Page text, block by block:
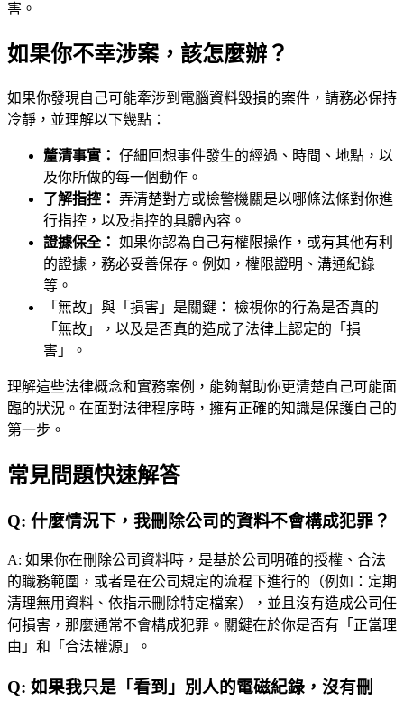
害。
如果你不幸涉案，該怎麼辦？
如果你發現自己可能牽涉到電腦資料毀損的案件，請務必保持
冷靜，並理解以下幾點：
釐清事實： 仔細回想事件發生的經過、時間、地點，以
及你所做的每一個動作。
了解指控： 弄清楚對方或檢警機關是以哪條法條對你進
行指控，以及指控的具體內容。
證據保全： 如果你認為自己有權限操作，或有其他有利
的證據，務必妥善保存。例如，權限證明、溝通紀錄
等。
「無故」與「損害」是關鍵： 檢視你的行為是否真的
「無故」，以及是否真的造成了法律上認定的「損
害」。
理解這些法律概念和實務案例，能夠幫助你更清楚自己可能面
臨的狀況。在面對法律程序時，擁有正確的知識是保護自己的
第一步。
常見問題快速解答
Q: 什麼情況下，我刪除公司的資料不會構成犯罪？
A: 如果你在刪除公司資料時，是基於公司明確的授權、合法
的職務範圍，或者是在公司規定的流程下進行的（例如：定期
清理無用資料、依指示刪除特定檔案），並且沒有造成公司任
何損害，那麼通常不會構成犯罪。關鍵在於你是否有「正當理
由」和「合法權源」。
Q: 如果我只是「看到」別人的電磁紀錄，沒有刪